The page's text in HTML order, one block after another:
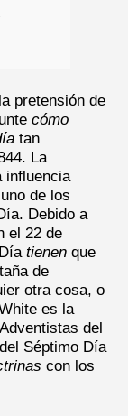
pretensión de
cómo
tan
La
influencia
de los
Debido a
el 22 de
tienen que
de
otra cosa, o
es la
del
Séptimo Día
con los